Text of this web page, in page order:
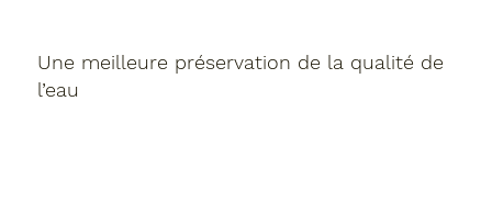
Une meilleure préservation de la qualité de
l’eau